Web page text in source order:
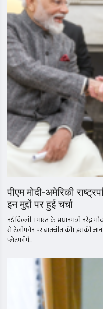
पीएम मोदी-अमेरिकी
इन मुद्दों पर हुई चर्चा
नई दिल्ली । भारत के प्रधानमंत्री नरेंद्र
से टेलीफोन पर बातचीत की। इसकी
प्लेटफॉर्म...